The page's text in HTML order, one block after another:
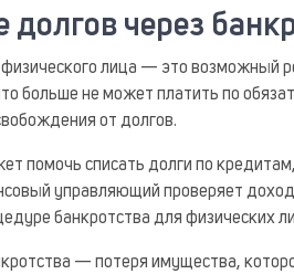
долгов через
лица — это возможный
больше не может платить по
от долгов.
помочь списать долги по
управляющий проверяет
банкротства для физических
— потеря имущества,